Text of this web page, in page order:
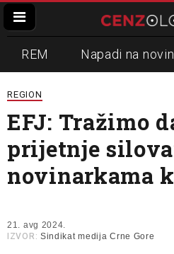
REM Napadi na
Zvučni top
Propaganda Lokalni
Informer Slavko
REGION
EFJ: Tražimo
prijetnje
novinarkama
21. avg 2024.
IZVOR: Sindikat medija Crne Gore